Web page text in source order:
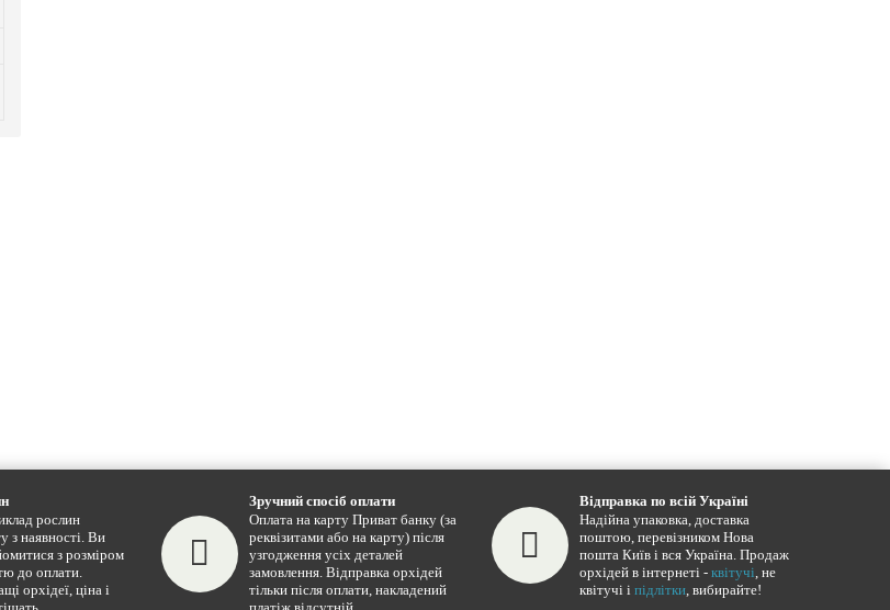
рослин
з наявності. Ви
з розміром
до оплати.
орхідеї, ціна і
Зручний спосіб оплати
Оплата на карту Приват банку (за
реквізитами або на карту) після
узгодження усіх деталей
замовлення. Відправка орхідей
тільки після оплати, накладений
Відправка по всій Україні
Надійна упаковка, доставка
поштою, перевізником Нова
пошта Київ і вся Україна. Продаж
орхідей в інтернеті - квітучі, не
квітучі і підлітки, вибирайте!